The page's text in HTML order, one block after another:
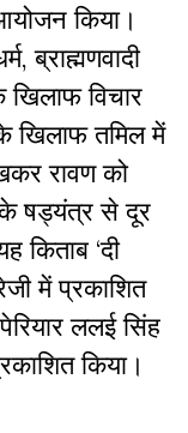
किया।
ब्राह्मणवादी
विचार
खिलाफ तमिल में
रावण को
के षड्यंत्र से दूर
किताब ‘दी
में प्रकाशित
ललई सिंह
किया।